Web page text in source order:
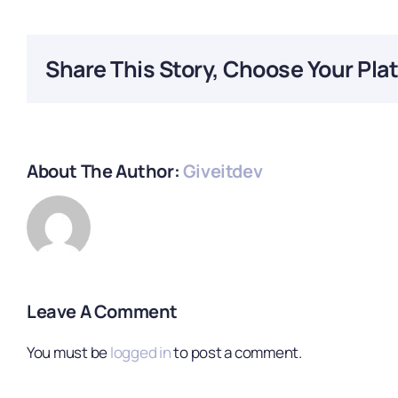
Share This Story, Choose Your
About The Author:Giveitdev
Leave A Comment
You must belogged into post a comment.